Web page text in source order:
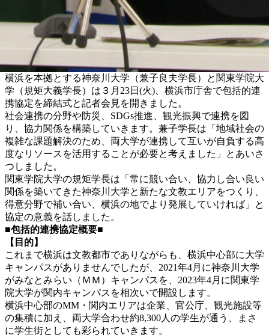
横浜を本拠とする神奈川大学（兼子良夫学長）と関東学院大
学（規矩大義学長）は３月23日(火)、横浜市庁舎で包括的連
携協定を締結式と記者会見を開きました。
社会連携の分野や防災、SDGs推進、観光振興で連携を図
り、協力関係を構築していきます。兼子学長は「地域社会の
複雑な課題解決のため、両大学が連携して互いが自負する高
度なリソースを活用することが必要と考えました」とあいさ
つしました。
関東学院大学の規矩学長は「常に競い合い、協力し合い良い
関係を築いてきた神奈川大学と新たな文教エリアをつくり、
得意分野で補い合い、横浜の地でより発展していければ」と
協定の意義を話しました。
■包括的連携協定概要■
【目的】
これまで横浜は文教都市でありながらも、横浜中心部に大学
キャンパスがありませんでしたが、2021年4月に神奈川大学
がみなとみらい（ＭＭ）キャンパスを、2023年4月に関東学
院大学が関内キャンパスを相次いで開設します。
横浜中心部のMM・関内エリアは企業、官公庁、観光施設等
の集積に加え、両大学合わせ約8,300人の学生が通う、まさ
に学生街としても彩られていきます。